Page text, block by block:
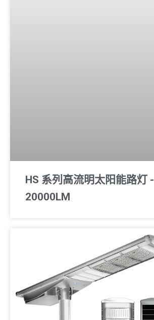
HS 系列高流明太阳能路灯 -
20000LM